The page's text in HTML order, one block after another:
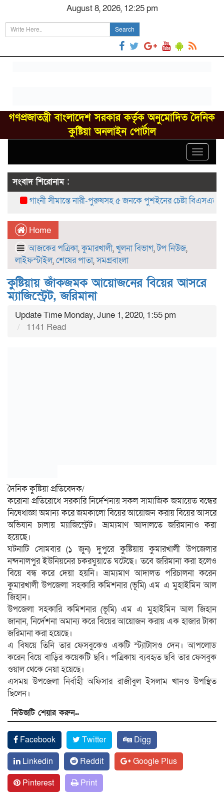
August 8, 2026, 12:25 pm
Search
গণপ্রজাতন্ত্রী বাংলাদেশ সরকার কর্তৃক অনুমোদিত দৈনিক
কুষ্টিয়া অনলাইন পোর্টাল
Toggle
সংবাদ শিরোনাম :
গাংনী সীমান্তে নারী-পুরুষসহ ৫ জনকে পুশইনের চেষ্টা বিএসএফের,
Home
আজকের পত্রিকা,কুমারখালী,খুলনা বিভাগ,টপ নিউজ,
লাইফস্টাইল,শেষের পাতা,সমগ্রবাংলা
কুষ্টিয়ায় জাঁকজমক আয়োজনের বিয়ের আসরে
ম্যাজিস্ট্রেট, জরিমানা
Update Time Monday, June 1, 2020, 1:55 pm
1141 Read
দৈনিক কুষ্টিয়া প্রতিবেদক/
করোনা প্রতিরোধে সরকারি নির্দেশনায় সকল সামাজিক জমায়েত বন্ধের
নিষেধাজ্ঞা অমান্য করে জমকালো বিয়ের আয়োজন করায় বিয়ের আসরে
অভিযান চালায় ম্যাজিস্ট্রেট। ভ্রাম্যমাণ আদালতে জরিমানাও করা
হয়েছে।
ঘটনাটি সোমবার (১ জুন) দুপুরে কুষ্টিয়ায় কুমারখালী উপজেলার
নন্দনালপুর ইউনিয়নের চকরঘুয়াতে ঘটেছে। তবে জরিমানা করা হলেও
বিয়ে বন্ধ করে দেয়া হয়নি। ভ্রাম্যমাণ আদালত পরিচালনা করেন
কুমারখালী উপজেলা সহকারি কমিশনার (ভূমি) এম এ মুহাইমিন আল
জিহান।
উপজেলা সহকারি কমিশনার (ভূমি) এম এ মুহাইমিন আল জিহান
জানান, নির্দেশনা অমান্য করে বিয়ের আয়োজন করায় এক হাজার টাকা
জরিমানা করা হয়েছে।
এ বিষয়ে তিনি তার ফেসবুকেও একটি স্ট্যাটাসও দেন। আপলোড
করেন বিয়ে বাড়ির কয়েকটি ছবি। পত্রিকায় ব্যবহৃত ছবি তার ফেসবুক
ওয়াল থেকে নেয়া হয়েছে।
এসময় উপজেলা নির্বাহী অফিসার রাজীবুল ইসলাম খানও উপস্থিত
ছিলেন।
নিউজটি শেয়ার করুন..
Facebook Twitter
Digg
Linkedin
Reddit
Google Plus
Pinterest
Print